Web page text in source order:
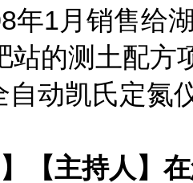
年1月销售给
站的测土配方
自动凯氏定氮
【主持人】